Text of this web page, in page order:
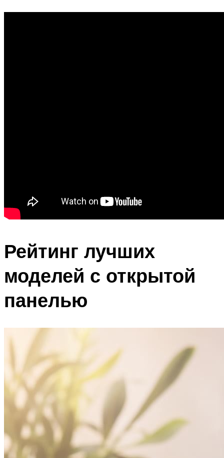
Рейтинг лучших
моделей с открытой
панелью